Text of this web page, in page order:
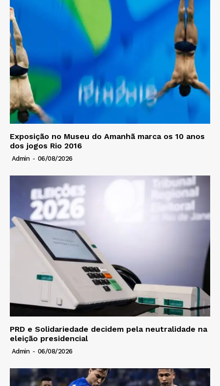
Exposição no Museu do Amanhã marca os 10 anos
dos jogos Rio 2016
Admin - 06/08/2026
PRD e Solidariedade decidem pela neutralidade na
eleição presidencial
Admin - 06/08/2026